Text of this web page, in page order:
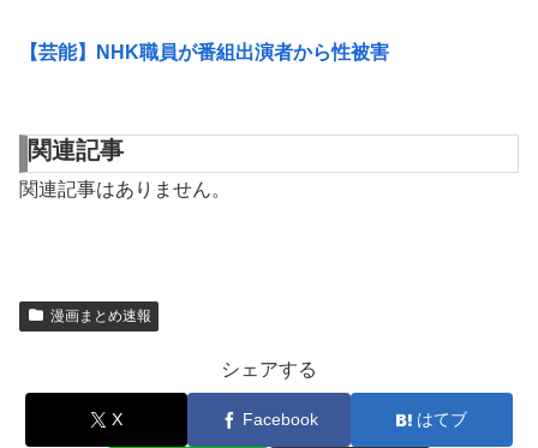
【芸能】NHK職員が番組出演者から性被害
関連記事
関連記事はありません。
漫画まとめ速報
シェアする
X Facebook はてブ